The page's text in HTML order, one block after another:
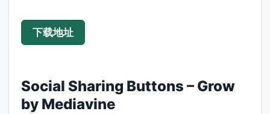
下载地址
Social Sharing Buttons – Grow
by Mediavine